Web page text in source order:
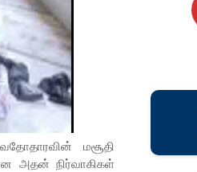
மசூதி
அதன் நிர்வாகிகள்